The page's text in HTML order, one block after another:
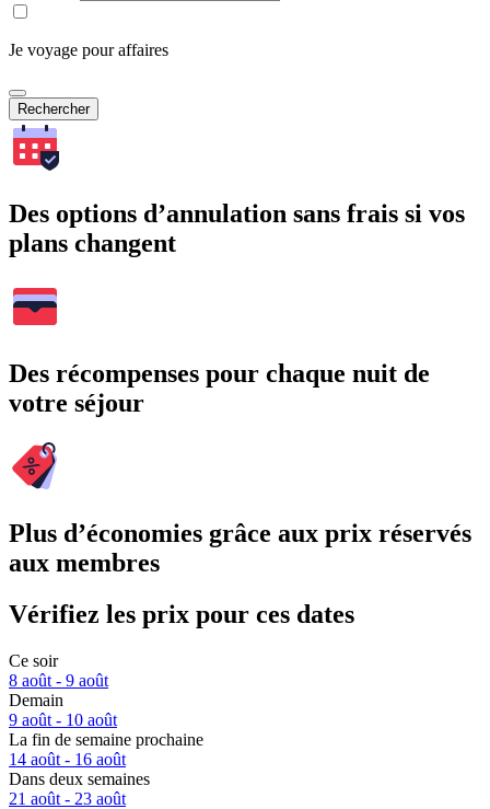
Je voyage pour affaires
Rechercher
Des options d’annulation sans frais si vos
plans changent
Des récompenses pour chaque nuit de
votre séjour
Plus d’économies grâce aux prix réservés
aux membres
Vérifiez les prix pour ces dates
Ce soir
8 août - 9 août
Demain
9 août - 10 août
La fin de semaine prochaine
14 août - 16 août
Dans deux semaines
21 août - 23 août